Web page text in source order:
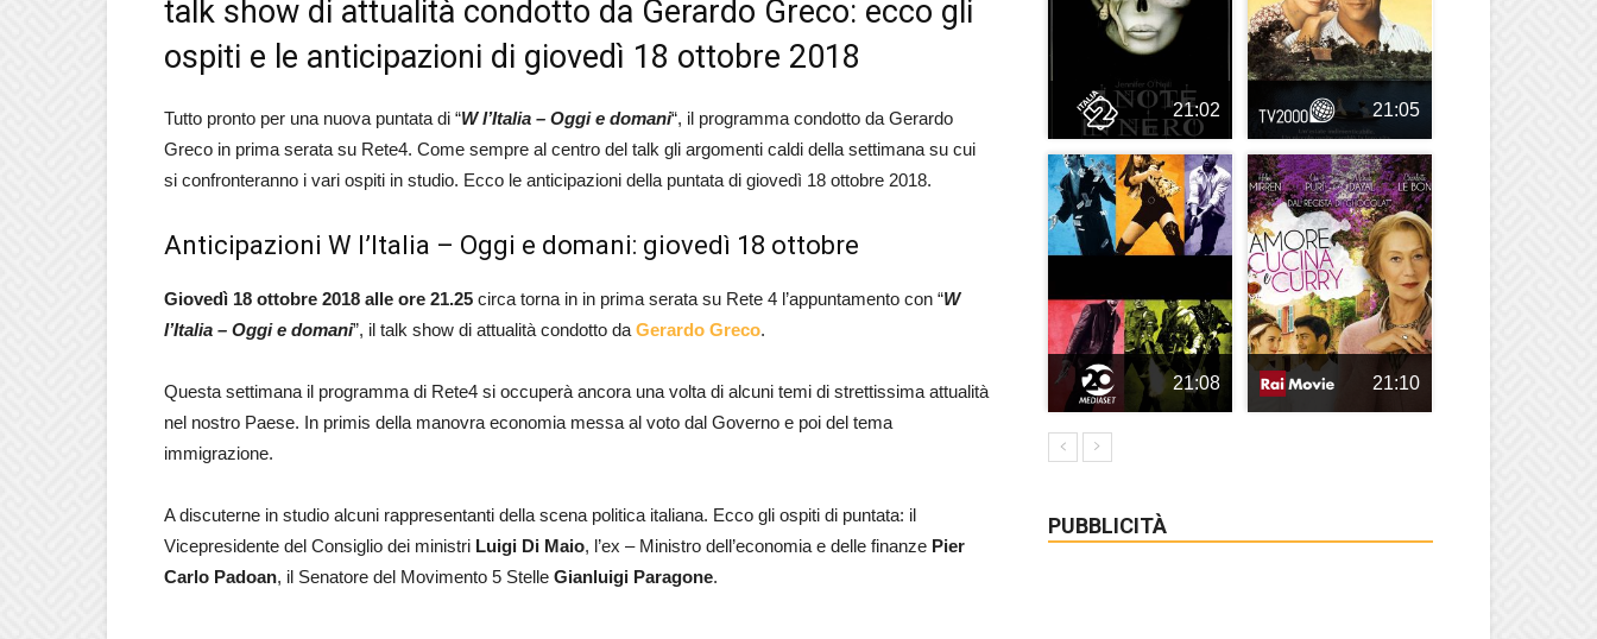
talk show di attualità condotto da Gerardo Greco: ecco gli
ospiti e le anticipazioni di giovedì 18 ottobre 2018
Tutto pronto per una nuova puntata di “W l’Italia – Oggi e domani“, il programma condotto da Gerardo
Greco in prima serata su Rete4. Come sempre al centro del talk gli argomenti caldi della settimana su cui
si confronteranno i vari ospiti in studio. Ecco le anticipazioni della puntata di giovedì 18 ottobre 2018.
Anticipazioni W l’Italia – Oggi e domani: giovedì 18 ottobre
Giovedì 18 ottobre 2018 alle ore 21.25 circa torna in in prima serata su Rete 4 l’appuntamento con “W
l’Italia – Oggi e domani”, il talk show di attualità condotto da Gerardo Greco.
Questa settimana il programma di Rete4 si occuperà ancora una volta di alcuni temi di strettissima attualità
nel nostro Paese. In primis della manovra economia messa al voto dal Governo e poi del tema
immigrazione.
A discuterne in studio alcuni rappresentanti della scena politica italiana. Ecco gli ospiti di puntata: il
Vicepresidente del Consiglio dei ministri Luigi Di Maio, l’ex – Ministro dell’economia e delle finanze Pier
Carlo Padoan, il Senatore del Movimento 5 Stelle Gianluigi Paragone.
21:02 21:05
21:08 21:10
PUBBLICITÀ